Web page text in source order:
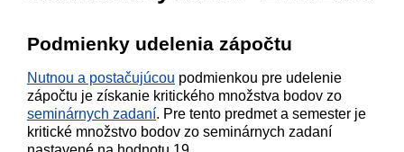
Podmienky udelenia zápočtu
Nutnou a postačujúcou podmienkou pre udelenie
zápočtu je získanie kritického množstva bodov zo
seminárnych zadaní. Pre tento predmet a semester je
kritické množstvo bodov zo seminárnych zadaní